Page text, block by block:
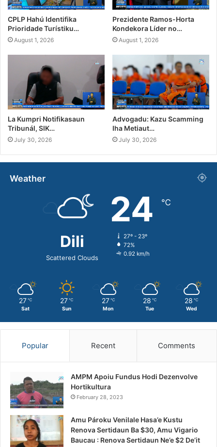
CPLP Hahú Identifika
Prioridade Turístiku…
August 1, 2026
Prezidente Ramos-Horta
Kondekora Líder no…
August 1, 2026
La Kumpri Notifikasaun
Tribunál, SIK…
July 30, 2026
Advogadu: Kazu Scamming
Iha Metiaut…
July 30, 2026
Weather
Dili
Scattered Clouds
24 ℃
27º - 23º
72%
0.92 km/h
27 ℃
Sat
27 ℃
Sun
27 ℃
Mon
28 ℃
Tue
28 ℃
Wed
Popular Recent Comments
AMPM Apoiu Fundus Hodi Dezenvolve
Hortikultura
February 28, 2023
Amu Pároku Venilale Hasa’e Kustu
Renova Sertidaun Ba $30, Amu Vigario
Baucau : Renova Sertidaun Ne’e $2 De’it